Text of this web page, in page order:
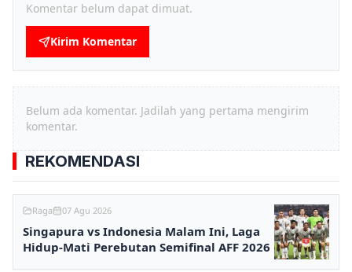
Komentar belum dapat dimuat.
Kirim Komentar
Belum ada komentar. Jadilah yang pertama mengirim
komentar.
REKOMENDASI
Raga 07 Agu 2026
Singapura vs Indonesia Malam Ini, Laga
Hidup-Mati Perebutan Semifinal AFF 2026